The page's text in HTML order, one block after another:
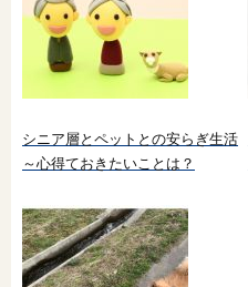
シニア層とペットとの安らぎ生活
～心得ておきたいことは？